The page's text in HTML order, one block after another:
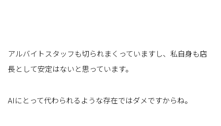
アルバイトスタッフも切られまくっていますし、私自身も店
長として安定はないと思っています。
AIにとって代わられるような存在ではダメですからね。